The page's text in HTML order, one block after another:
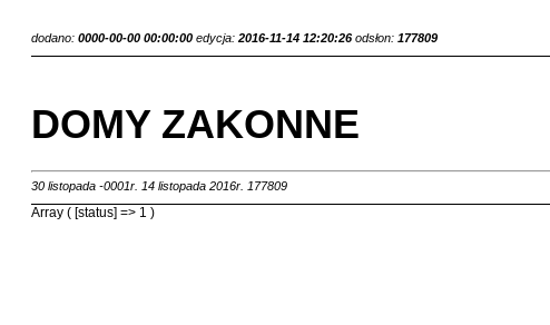
dodano: 0000-00-00 00:00:00 edycja: 2016-11-14 12:20:26 odsłon: 177809
DOMY ZAKONNE
30 listopada -0001r. 14 listopada 2016r. 177809
Array ( [status] => 1 )